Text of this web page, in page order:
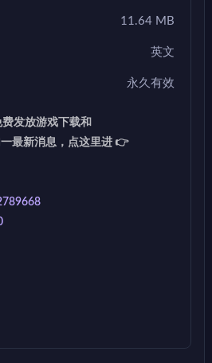
11.64 MB
英文
永久有效
费发放游戏下载和
最新消息，点这里进 👉